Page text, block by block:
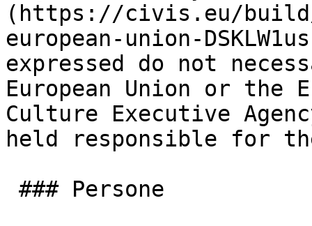
(https://civis.eu/build/
european-union-
expressed do not
European Union or the
Culture Executive
held responsible for